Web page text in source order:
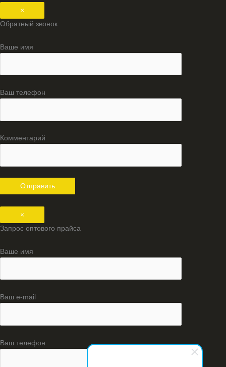
×
Обратный звонок
Ваше имя
Ваш телефон
Комментарий
×
Запрос оптового прайса
Ваше имя
Ваш e-mail
Ваш телефон